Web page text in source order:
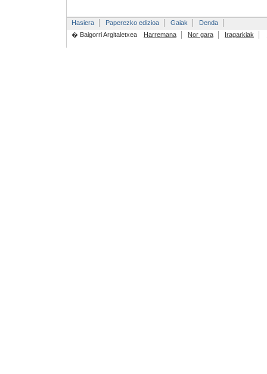
Hasiera Paperezko edizioa Gaiak
Denda
� Baigorri Argitaletxea
Harremana Nor gara Iragarkiak